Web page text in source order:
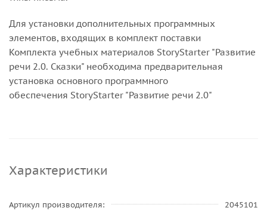
Для установки дополнительных программных
элементов, входящих в комплект поставки
Комплекта учебных материалов StoryStarter "Развитие
речи 2.0. Сказки" необходима предварительная
установка основного программного
обеспечения StoryStarter "Развитие речи 2.0"
Характеристики
Артикул производителя
2045101